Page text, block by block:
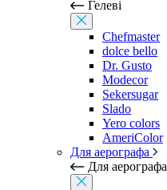
Гелеві
Chefmaster
dolce bello
Dr. Gusto
Modecor
Sekersugar
Slado
Yero colors
AmeriColor
Для аерографа
Для аерографа